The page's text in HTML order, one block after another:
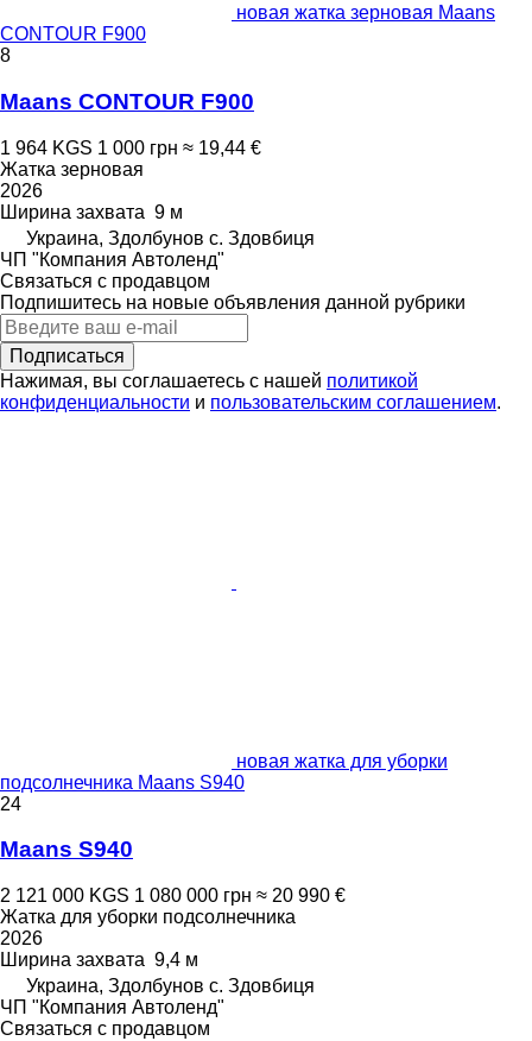
новая жатка зерновая Maans
СONTOUR F900
8
Maans СONTOUR F900
1 964 KGS 1 000 грн ≈ 19,44 €
Жатка зерновая
2026
Ширина захвата 9 м
Украина, Здолбунов с. Здовбиця
ЧП "Компания Автоленд"
Связаться с продавцом
Подпишитесь на новые объявления данной рубрики
Подписаться
Нажимая, вы соглашаетесь с нашей политикой
конфиденциальности и пользовательским соглашением.
новая жатка для уборки
подсолнечника Maans S940
24
Maans S940
2 121 000 KGS 1 080 000 грн ≈ 20 990 €
Жатка для уборки подсолнечника
2026
Ширина захвата 9,4 м
Украина, Здолбунов с. Здовбиця
ЧП "Компания Автоленд"
Связаться с продавцом